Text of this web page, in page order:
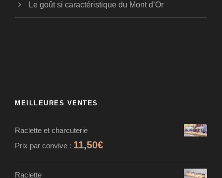
Le goût si caractéristique du Mont d’Or
MEILLEURES VENTES
Raclette et charcuterie
Prix par convive : 11,50€
Raclette